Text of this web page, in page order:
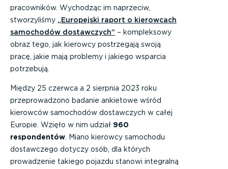
pracowników. Wychodząc im naprzeciw,
stworzyliśmy „Europejski raport o kierowcach
samochodów dostawczych” – kompleksowy
obraz tego, jak kierowcy postrzegają swoją
pracę, jakie mają problemy i jakiego wsparcia
potrzebują.
Między 25 czerwca a 2 sierpnia 2023 roku
przeprowadzono badanie ankietowe wśród
kierowców samochodów dostawczych w całej
Europie. Wzięło w nim udział 960
respondentów . Miano kierowcy samochodu
dostawczego dotyczy osób, dla których
prowadzenie takiego pojazdu stanowi integralną